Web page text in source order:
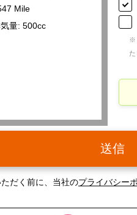
Mile
量: 500cc
※
た
送信
だく前に、当社のプライバシー